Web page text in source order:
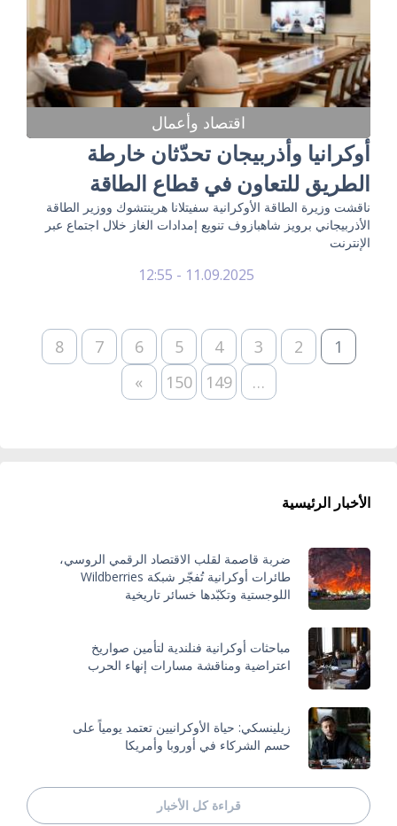
اقتصاد وأعمال
أوكرانيا وأذربيجان تحدّثان خارطة
الطريق للتعاون في قطاع الطاقة
ناقشت وزيرة الطاقة الأوكرانية سفيتلانا هرينتشوك ووزير الطاقة
الأذربيجاني برويز شاهبازوف تنويع إمدادات الغاز خلال اجتماع عبر
الإنترنت
11.09.2025 - 12:55
1
2
3
4
5
6
7
8
…
149
150
»
الأخبار الرئيسية
ضربة قاصمة لقلب الاقتصاد الرقمي الروسي،
طائرات أوكرانية تُفجّر شبكة Wildberries
اللوجستية وتكبّدها خسائر تاريخية
مباحثات أوكرانية فنلندية لتأمين صواريخ
اعتراضية ومناقشة مسارات إنهاء الحرب
زيلينسكي: حياة الأوكرانيين تعتمد يومياً على
حسم الشركاء في أوروبا وأمريكا
قراءة كل الأخبار